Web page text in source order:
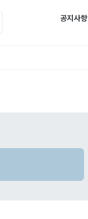
공지사항